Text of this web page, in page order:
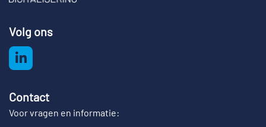
Volg ons
Contact
Voor vragen en informatie: